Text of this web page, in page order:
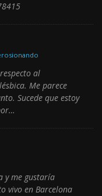
al
Me parece
Sucede que estoy
y me gustaría
vivo en Barcelona